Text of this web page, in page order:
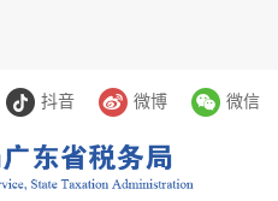
抖音 微博 微信